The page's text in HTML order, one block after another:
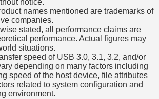
notice.
names mentioned are trademarks of
companies.
stated, all performance claims are
performance. Actual figures may
situations.
speed of USB 3.0, 3.1, 3.2, and/or
depending on many factors including
speed of the host device, file attributes
related to system configuration and
environment.